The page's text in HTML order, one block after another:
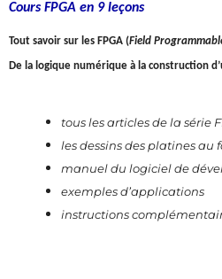
Cours FPGA en 9 leçons
Tout savoir sur les FPGA (Field
De la logique numérique à la construction
tous les articles de la série
les dessins des platines au
manuel du logiciel de
exemples d’applications
instructions